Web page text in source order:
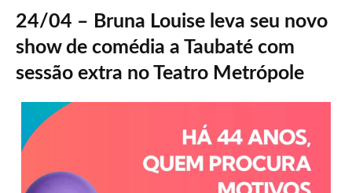
24/04 – Bruna Louise leva seu novo
show de comédia a Taubaté com
sessão extra no Teatro Metrópole